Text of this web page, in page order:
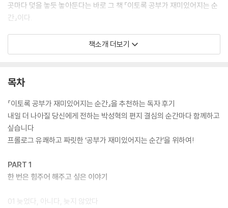
곳마다 덫을 놓듯 놓아둔다는 바로 그 책 『이토록 공부가 재미있어지는 순
간』이다.
족집게 같은 공부법을 전하는 것도 아닌 이 책이 그토록 열광적인 인기를
누리며 50만 청소년들의 마음을 뒤흔들어놓은 비결은 무엇일까? 그 이유
좋은 공부법을 알아도, 국내에서 가장 유명한 강사의 수업을 들어도 ‘공부
올릴 수 없으리라 단언한다. 학원 하나 없는 전라남도 시골마을에서 자랐
지만, 열악한 환경을 극복하고 오로지 ‘마음가짐’ 하나로 원하는 대학 모두
에 합격한 자신의 이야기가 이를 뒷받침한다.
읽힐 걸.’ 지금이라도 이 책을 알게 되어 참 다행이다.” _나나랜드 님
간, 왜 이 책이 엄청나게 유명한지 그 이유를 깨달았다.” _싱클레어 님
책소개 더보기
목차
『이토록 공부가 재미있어지는 순간』을 추천하는 독자 후기
내일 더 나아질 당신에게 전하는 박성혁의 편지 결심의 순간마다 함께하고
싶습니다
프롤로그 유쾌하고 짜릿한 ‘공부가 재미있어지는 순간’을 위하여!
PART 1
한 번은 힘주어 해주고 싶은 이야기
01 늦었다, 아니다, 늦지 않았다